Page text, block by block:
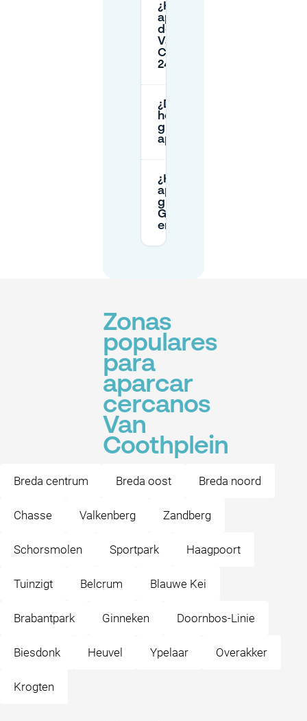
¿Hay
aparcamiento
de pago en
Van
Coothplein
24?
¿Desde qué
hora es
gratuito el
aparcamiento?
¿Hay
aparcamiento
gratuito en
Ginnekweg
en Breda?
Zonas
populares
para
aparcar
cercanos
Van
Coothplein
Breda centrum Breda oost Breda noord
Chasse Valkenberg Zandberg
Schorsmolen Sportpark Haagpoort
Tuinzigt Belcrum Blauwe Kei
Brabantpark Ginneken Doornbos-Linie
Biesdonk Heuvel Ypelaar Overakker
Krogten